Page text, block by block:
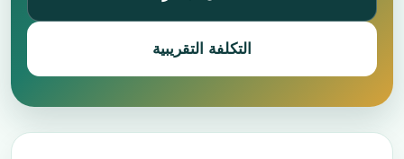
التكلفة التقريبية